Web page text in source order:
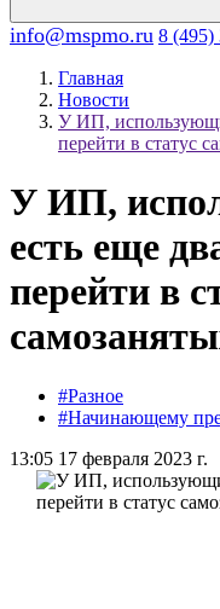
info@mspmo.ru 8 (495)
Главная
Новости
У ИП,
перейти в статус
У ИП,
есть еще
перейти в
#Разное
#Начинающему
13:05 17 февраля 2023 г.